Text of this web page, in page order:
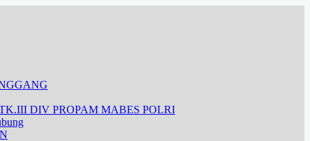
DIV PROPAM MABES POLRI